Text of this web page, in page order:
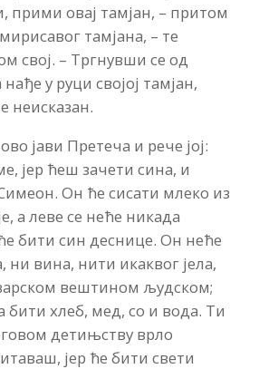
прими овај тамјан, – притом
тамјана, – те
свој. – Тргнувши се од
у руци својој тамјан,
неисказан.
јави Претеча и рече јој:
јер ћеш зачети сина, и
Он ће сисати млеко из
а леве се неће никада
бити син деснице. Он неће
ни вина, нити икаквог јела,
вештином људском;
бити хлеб, мед, со и вода. Ти
детињству врло
јер ће бити свети